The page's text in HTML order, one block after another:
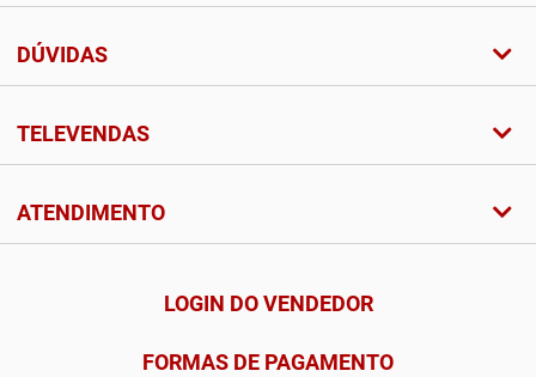
DÚVIDAS
TELEVENDAS
ATENDIMENTO
LOGIN DO VENDEDOR
FORMAS DE PAGAMENTO